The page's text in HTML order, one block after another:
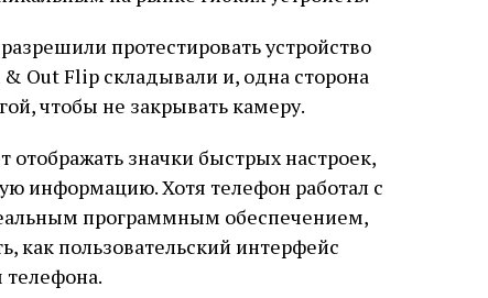
протестировать устройство
Out Flip складывали и, одна сторона
чтобы не закрывать камеру.
отображать значки быстрых настроек,
информацию. Хотя телефон работал с
программным обеспечением,
как пользовательский интерфейс
телефона.